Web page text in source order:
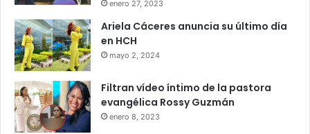
enero 27, 2023
Ariela Cáceres anuncia su último día
en HCH
mayo 2, 2024
Filtran vídeo íntimo de la pastora
evangélica Rossy Guzmán
enero 8, 2023